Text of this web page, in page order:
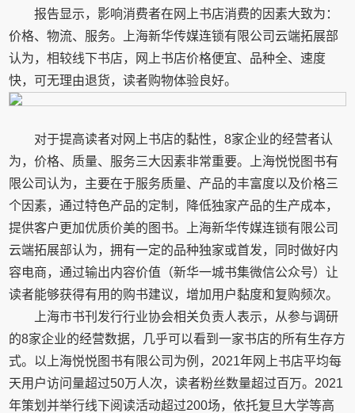
报告显示，影响消费者在网上书店消费的因素大致为：
价格、物流、服务。上海新华传媒连锁有限公司云端拓展部
认为，相较线下书店，网上书店价格便宜、品种全、速度
快，可无理由退货，读者购物体验良好。
对于提高读者对网上书店的黏性，8家企业的经营者认
为，价格、质量、服务三大因素非常重要。上海悦悦图书有
限公司认为，主要在于服务质量、产品的丰富度以及价格三
个因素，通过特色产品的定制，降低独家产品的生产成本，
提供客户更加优质价美的图书。上海新华传媒连锁有限公司
云端拓展部认为，拥有一定的品种独家或首发，同时做好内
容电商，通过输出内容价值（新华一城书集微信公众号）让
读者能够获得有用的购书建议，增加用户黏度和复购频次。
上海市书刊发行行业协会相关负责人表示，从参与调研
的8家企业的经营数据，几乎可以看到一家书店的所有生存方
式。以上海悦悦图书有限公司为例，2021年网上书店平均每
天用户访问量超过50万人次，读者粉丝数量超过百万。2021
年策划并举行线下阅读活动超过200场，依托复旦大学等高